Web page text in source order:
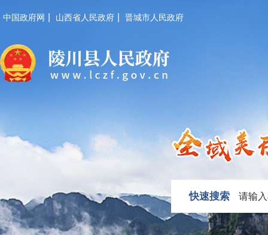
中国政府网 山西省人民政府 晋城市人民政府
快速搜索